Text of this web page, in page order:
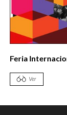
Feria
Ver